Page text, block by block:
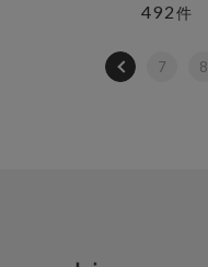
492件
7 8